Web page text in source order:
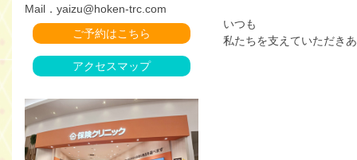
いつも
私たちを支えていただき
Mail．yaizu@hoken-trc.com
ご予約はこちら
アクセスマップ